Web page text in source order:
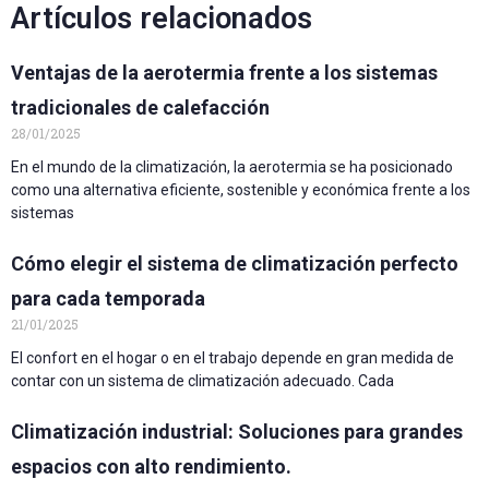
Artículos relacionados
Ventajas de la aerotermia frente a los sistemas
tradicionales de calefacción
28/01/2025
En el mundo de la climatización, la aerotermia se ha posicionado
como una alternativa eficiente, sostenible y económica frente a los
sistemas
Cómo elegir el sistema de climatización perfecto
para cada temporada
21/01/2025
El confort en el hogar o en el trabajo depende en gran medida de
contar con un sistema de climatización adecuado. Cada
Climatización industrial: Soluciones para grandes
espacios con alto rendimiento.